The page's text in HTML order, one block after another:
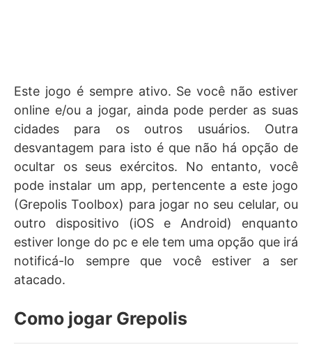
Este jogo é sempre ativo. Se você não estiver
online e/ou a jogar, ainda pode perder as suas
cidades para os outros usuários. Outra
desvantagem para isto é que não há opção de
ocultar os seus exércitos. No entanto, você
pode instalar um app, pertencente a este jogo
(Grepolis Toolbox) para jogar no seu celular, ou
outro dispositivo (iOS e Android) enquanto
estiver longe do pc e ele tem uma opção que irá
notificá-lo sempre que você estiver a ser
atacado.
Como jogar Grepolis